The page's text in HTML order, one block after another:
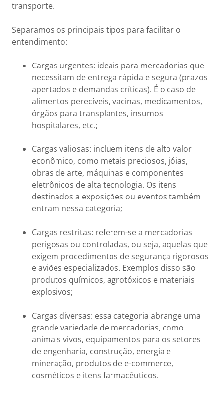
transporte.
Separamos os principais tipos para facilitar o
entendimento:
Cargas urgentes: ideais para mercadorias que
necessitam de entrega rápida e segura (prazos
apertados e demandas críticas). É o caso de
alimentos perecíveis, vacinas, medicamentos,
órgãos para transplantes, insumos
hospitalares, etc.;
Cargas valiosas: incluem itens de alto valor
econômico, como metais preciosos, jóias,
obras de arte, máquinas e componentes
eletrônicos de alta tecnologia. Os itens
destinados a exposições ou eventos também
entram nessa categoria;
Cargas restritas: referem-se a mercadorias
perigosas ou controladas, ou seja, aquelas que
exigem procedimentos de segurança rigorosos
e aviões especializados. Exemplos disso são
produtos químicos, agrotóxicos e materiais
explosivos;
Cargas diversas: essa categoria abrange uma
grande variedade de mercadorias, como
animais vivos, equipamentos para os setores
de engenharia, construção, energia e
mineração, produtos de e-commerce,
cosméticos e itens farmacêuticos.